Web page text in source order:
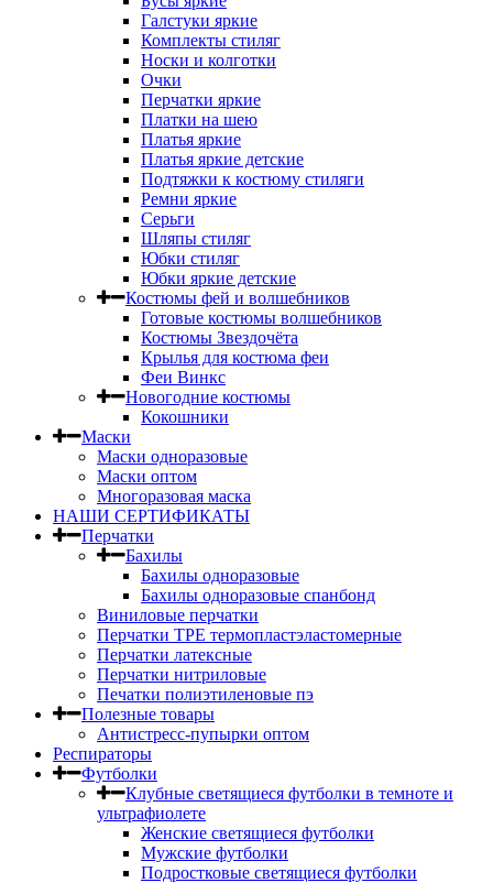
Галстуки яркие
Комплекты стиляг
Носки и колготки
Очки
Перчатки яркие
Платки на шею
Платья яркие
Платья яркие детские
Подтяжки к костюму стиляги
Ремни яркие
Серьги
Шляпы стиляг
Юбки стиляг
Юбки яркие детские
Костюмы фей и волшебников
Готовые костюмы волшебников
Костюмы Звездочёта
Крылья для костюма феи
Феи Винкс
Новогодние костюмы
Кокошники
Маски
Маски одноразовые
Маски оптом
Многоразовая маска
НАШИ СЕРТИФИКАТЫ
Перчатки
Бахилы
Бахилы одноразовые
Бахилы одноразовые спанбонд
Виниловые перчатки
Перчатки TPE термопластэластомерные
Перчатки латексные
Перчатки нитриловые
Печатки полиэтиленовые пэ
Полезные товары
Антистресс-пупырки оптом
Респираторы
Футболки
Клубные светящиеся футболки в темноте и
ультрафиолете
Женские светящиеся футболки
Мужские футболки
Подростковые светящиеся футболки